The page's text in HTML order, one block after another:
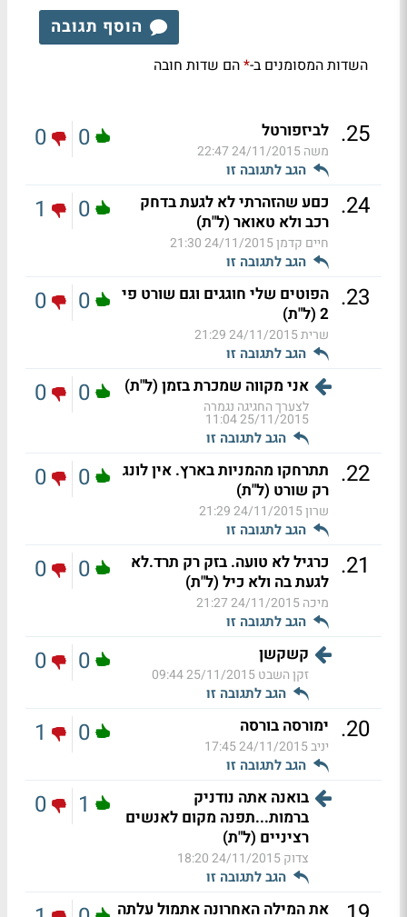
הוסף תגובה
השדות המסומנים ב-*הם שדות חובה
25
. לביזפורטל
משה24/11/2015 22:47
הגב לתגובה זו
0
0
24
. כםע שהזהרתי לא לגעת בדחק
רכב ולא טאואר (ל"ת)
חיים קדמן24/11/2015 21:30
הגב לתגובה זו
0
1
23
. הפוטים שלי חוגגים וגם שורט פי
2 (ל"ת)
שרית24/11/2015 21:29
הגב לתגובה זו
0
0
אני מקווה שמכרת בזמן (ל"ת)
לצערך החגיגה נגמרה
25/11/2015 11:04
הגב לתגובה זו
0
0
22
. תתרחקו מהמניות בארץ. אין לונג
רק שורט (ל"ת)
שרון24/11/2015 21:29
הגב לתגובה זו
0
0
21
. כרגיל לא טועה. בזק רק תרד.לא
לגעת בה ולא כיל (ל"ת)
מיכה24/11/2015 21:27
הגב לתגובה זו
0
0
קשקשן
זקן השבט25/11/2015 09:44
הגב לתגובה זו
0
0
20
. ימורסה בורסה
יניב24/11/2015 17:45
הגב לתגובה זו
0
1
בואנה אתה נודניק
ברמות...תפנה מקום לאנשים
רציניים (ל"ת)
צדוק24/11/2015 18:20
הגב לתגובה זו
1
0
את המילה האחרונה אתמול עלתה